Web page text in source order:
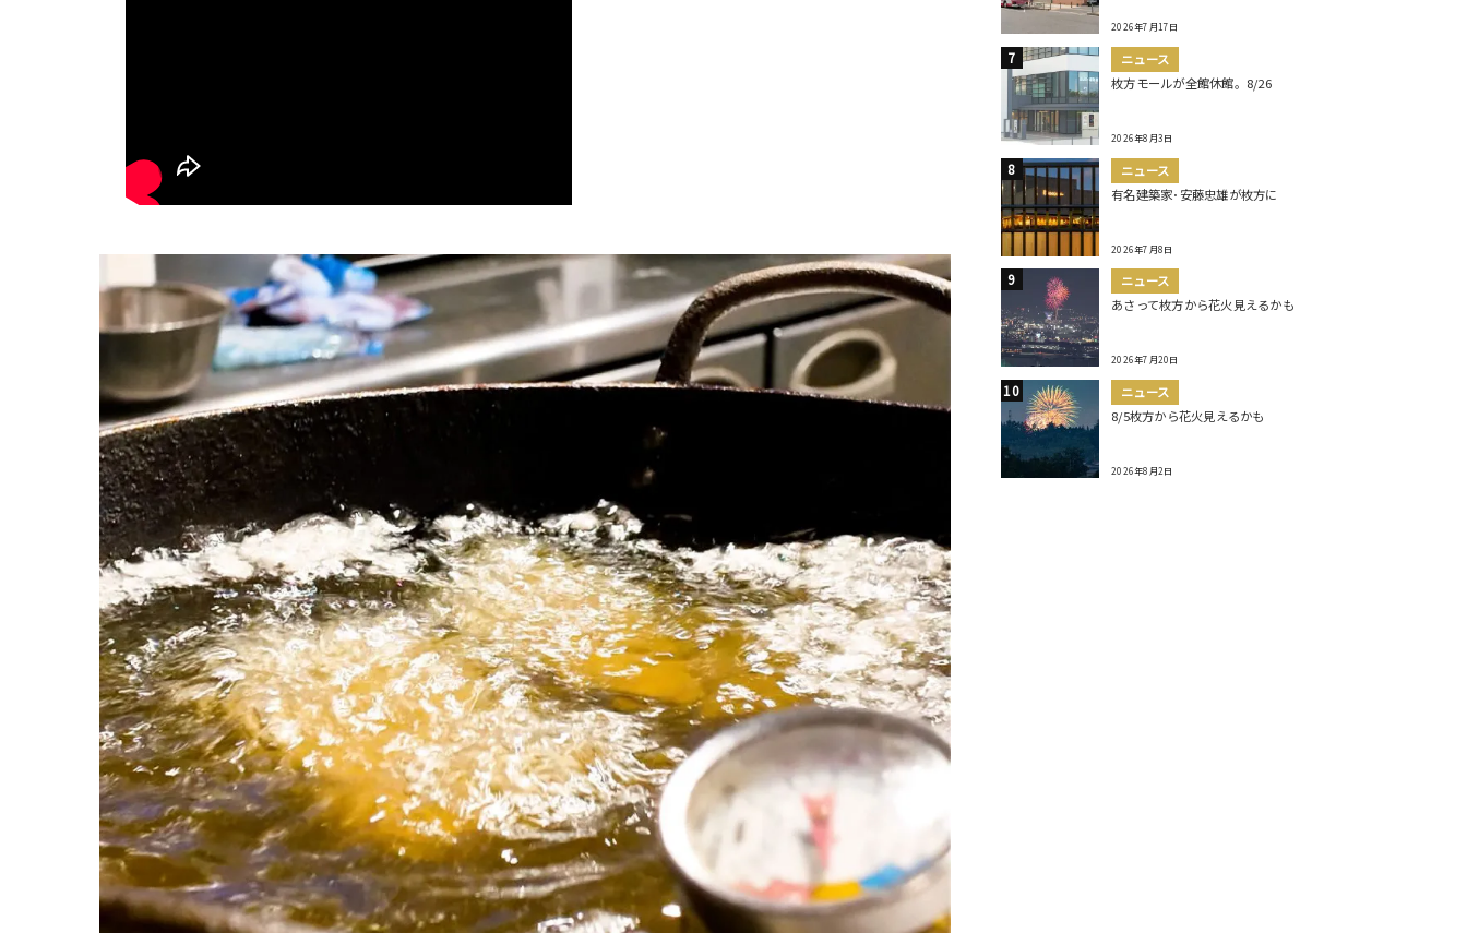
2026年7月17日
ニュース
枚方モールが全館休館。8/26
2026年8月3日
ニュース
有名建築家･安藤忠雄が枚方に
2026年7月8日
ニュース
あさって枚方から花火見えるかも
2026年7月20日
ニュース
8/5枚方から花火見えるかも
2026年8月2日